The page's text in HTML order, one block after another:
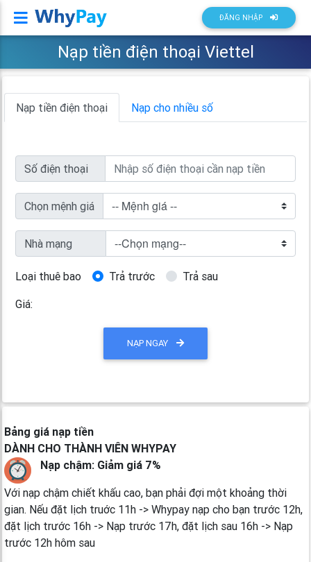
Whypay ĐĂNG NHẬP
Nạp tiền điện thoại Viettel
Nạp tiền điện thoại Nạp cho nhiều số
Số điện thoại
Chọn mệnh giá
Nhà mạng
Loại thuê bao Trả trước
Trả sau
Giá:
NẠP NGAY
Bảng giá nạp tiền
DÀNH CHO THÀNH VIÊN WHYPAY
Nạp chậm: Giảm giá 7%
Với nạp chậm chiết khấu cao, bạn phải đợi một khoảng thời
gian. Nếu đặt lịch truớc 11h -> Whypay nạp cho bạn trước 12h,
đặt lịch trước 16h -> Nạp trước 17h, đặt lịch sau 16h -> Nạp
trước 12h hôm sau